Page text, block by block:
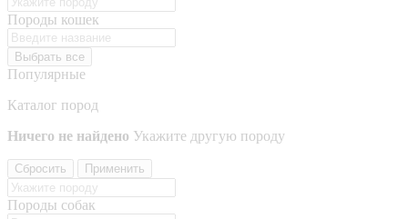
Породы кошек
Выбрать все
Популярные
Каталог пород
Ничего не найдено Укажите другую породу
Сбросить Применить
Породы собак